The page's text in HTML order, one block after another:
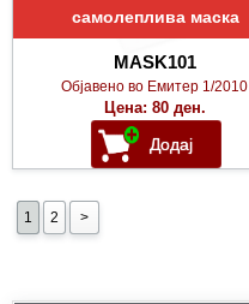
самолеплива маска
MASK101
Објавено во Емитер 1/2010
Цена: 80 ден.
1 2 >